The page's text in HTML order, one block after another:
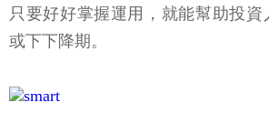
只要好好掌握運用，就能幫助投
或下下降期。